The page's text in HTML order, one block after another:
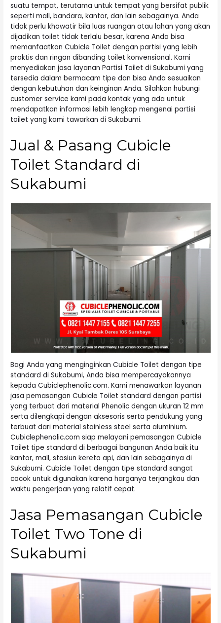
suatu tempat, terutama untuk tempat yang bersifat publik
seperti mall, bandara, kantor, dan lain sebagainya. Anda
tidak perlu khawatir bila luas ruangan atau lahan yang akan
dijadikan toilet tidak terlalu besar, karena Anda bisa
memanfaatkan Cubicle Toilet dengan partisi yang lebih
praktis dan ringan dibanding toilet konvensional. Kami
menyediakan jasa layanan Partisi Toilet di Sukabumi yang
tersedia dalam bermacam tipe dan bisa Anda sesuaikan
dengan kebutuhan dan keinginan Anda. Silahkan hubungi
customer service kami pada kontak yang ada untuk
mendapatkan informasi lebih lengkap mengenai partisi
toilet yang kami tawarkan di Sukabumi.
Jual & Pasang Cubicle
Toilet Standard di
Sukabumi
Bagi Anda yang menginginkan Cubicle Toilet dengan tipe
standard di Sukabumi, Anda bisa mempercayakannya
kepada Cubiclephenolic.com. Kami menawarkan layanan
jasa pemasangan Cubicle Toilet standard dengan partisi
yang terbuat dari material Phenolic dengan ukuran 12 mm
serta dilengkapi dengan aksesoris serta pendukung yang
terbuat dari material stainless steel serta aluminium.
Cubiclephenolic.com siap melayani pemasangan Cubicle
Toilet tipe standard di berbagai bangunan Anda baik itu
kantor, mall, stasiun kereta api, dan lain sebagainya di
Sukabumi. Cubicle Toilet dengan tipe standard sangat
cocok untuk digunakan karena harganya terjangkau dan
waktu pengerjaan yang relatif cepat.
Jasa Pemasangan Cubicle
Toilet Two Tone di
Sukabumi